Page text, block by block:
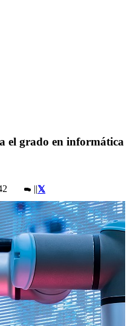
el grado en informática